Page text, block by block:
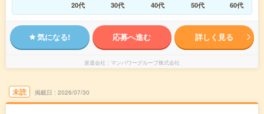
20代
30代 40代 50代 60代
気になる! 応募へ進む 詳しく見る
派遣会社 マンパワーグループ株式会社
未読 掲載日 2026/07/30